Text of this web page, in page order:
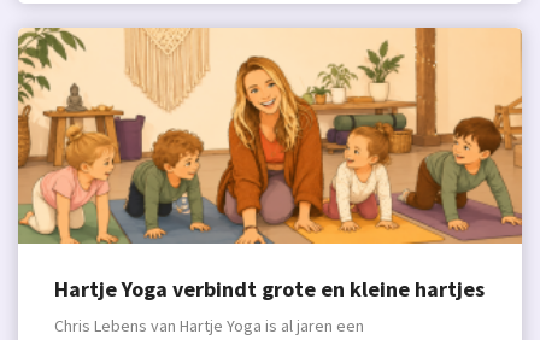
Hartje Yoga verbindt grote en kleine hartjes
Chris Lebens van Hartje Yoga is al jaren een